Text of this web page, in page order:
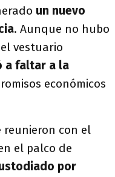
un nuevo
. Aunque no hubo
vestuario
a faltar a la
económicos
reunieron con el
el palco de
por